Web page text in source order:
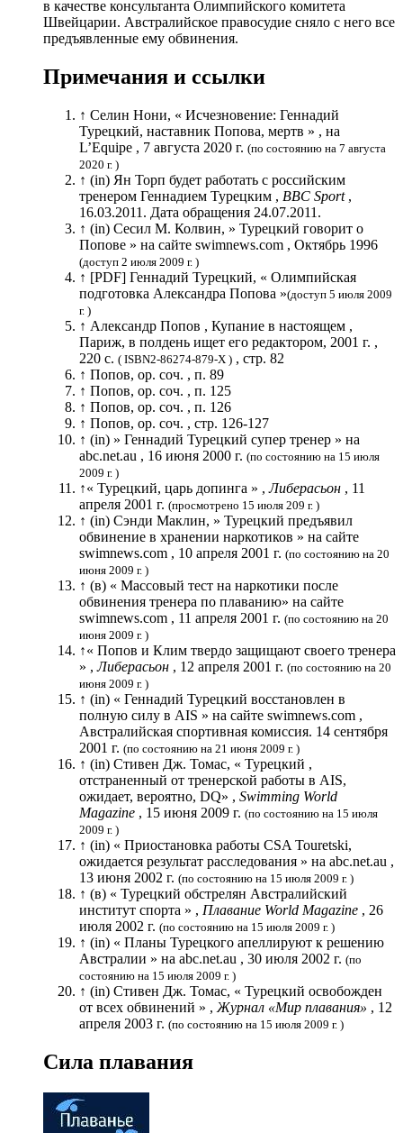
в качестве консультанта Олимпийского комитета
Швейцарии. Австралийское правосудие сняло с него все
предъявленные ему обвинения.
Примечания и ссылки
↑ Селин Нони, « Исчезновение: Геннадий
Турецкий, наставник Попова, мертв » , на
L’Equipe , 7 августа 2020 г. (по состоянию на 7 августа
2020 г. )
↑ (in) Ян Торп будет работать с российским
тренером Геннадием Турецким , BBC Sport,
16.03.2011. Дата обращения 24.07.2011.
↑ (in) Сесил М. Колвин, » Турецкий говорит о
Попове » на сайте swimnews.com , Октябрь 1996
(доступ 2 июля 2009 г. )
↑ [PDF] Геннадий Турецкий, « Олимпийская
подготовка Александра Попова »(доступ 5 июля 2009
г. )
↑ Александр Попов , Купание в настоящем ,
Париж, в полдень ищет его редактором, 2001 г. ,
220 с. ( ISBN2-86274-879-X ) , стр. 82
↑ Попов, op. соч. , п. 89
↑ Попов, op. соч. , п. 125
↑ Попов, op. соч. , п. 126
↑ Попов, op. соч. , стр. 126-127
↑ (in) » Геннадий Турецкий супер тренер » на
abc.net.au , 16 июня 2000 г. (по состоянию на 15 июля
2009 г. )
↑« Турецкий, царь допинга » ,Либерасьон , 11
апреля 2001 г. (просмотрено 15 июля 209 г. )
↑ (in) Сэнди Маклин, » Турецкий предъявил
обвинение в хранении наркотиков » на сайте
swimnews.com , 10 апреля 2001 г. (по состоянию на 20
июня 2009 г. )
↑ (в) « Массовый тест на наркотики после
обвинения тренера по плаванию» на сайте
swimnews.com , 11 апреля 2001 г. (по состоянию на 20
июня 2009 г. )
↑« Попов и Клим твердо защищают своего тренера
» ,Либерасьон , 12 апреля 2001 г. (по состоянию на 20
июня 2009 г. )
↑ (in) « Геннадий Турецкий восстановлен в
полную силу в AIS » на сайте swimnews.com ,
Австралийская спортивная комиссия. 14 сентября
2001 г. (по состоянию на 21 июня 2009 г. )
↑ (in) Стивен Дж. Томас, « Турецкий ,
отстраненный от тренерской работы в AIS,
ожидает, вероятно, DQ» , Swimming World
Magazine , 15 июня 2009 г. (по состоянию на 15 июля
2009 г. )
↑ (in) « Приостановка работы CSA Touretski,
ожидается результат расследования » на abc.net.au ,
13 июня 2002 г. (по состоянию на 15 июля 2009 г. )
↑ (в) « Турецкий обстрелян Австралийский
институт спорта » , Плавание World Magazine , 26
июля 2002 г. (по состоянию на 15 июля 2009 г. )
↑ (in) « Планы Турецкого апеллируют к решению
Австралии » на abc.net.au , 30 июля 2002 г. (по
состоянию на 15 июля 2009 г. )
↑ (in) Стивен Дж. Томас, « Турецкий освобожден
от всех обвинений » , Журнал «Мир плавания» , 12
апреля 2003 г. (по состоянию на 15 июля 2009 г. )
Сила плавания